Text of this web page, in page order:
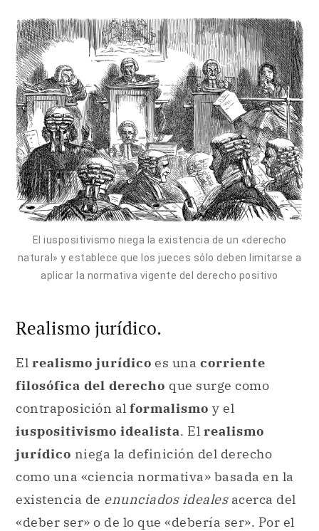
El iuspositivismo niega la existencia de un «derecho
natural» y establece que los jueces sólo deben limitarse a
aplicar la normativa vigente del derecho positivo
Realismo jurídico.
El realismo jurídico es una corriente
filosófica del derecho que surge como
contraposición al formalismo y el
iuspositivismo idealista. El realismo
jurídico niega la definición del derecho
como una «ciencia normativa» basada en la
existencia de enunciados idealesacerca del
«deber ser» o de lo que «debería ser». Por el